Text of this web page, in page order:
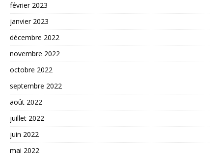
février 2023
janvier 2023
décembre 2022
novembre 2022
octobre 2022
septembre 2022
août 2022
juillet 2022
juin 2022
mai 2022